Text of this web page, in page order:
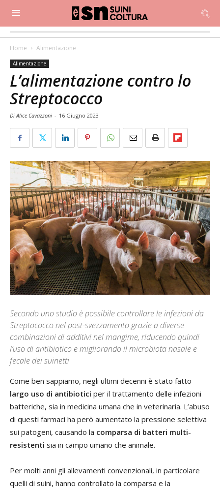
Home Alimentazione
Alimentazione
L’alimentazione contro lo
Streptococco
Di Alice Cavazzoni - 16 Giugno 2023
Secondo uno studio è possibile controllare le infezioni da
Streptococco nel post-svezzamento grazie a diverse
combinazioni di additivi nel mangime, riducendo quindi
l’uso di antibiotico e migliorando il microbiota nasale e
fecale dei suinetti
Come ben sappiamo, negli ultimi decenni è stato fatto
largo uso di antibiotici per il trattamento delle infezioni
batteriche, sia in medicina umana che in veterinaria. L’abuso
di questi farmaci ha però aumentato la pressione selettiva
sui patogeni, causando la comparsa di batteri multi-
resistenti sia in campo umano che animale.
Per molti anni gli allevamenti convenzionali, in particolare
quelli di suini, hanno controllato la comparsa e la